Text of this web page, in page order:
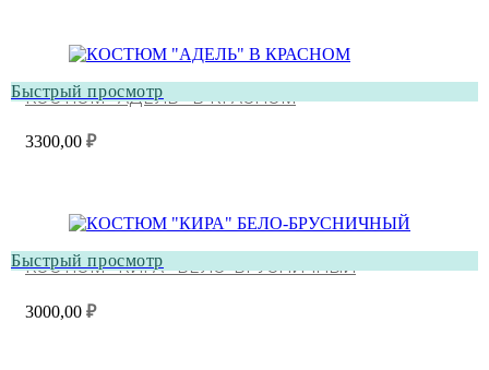
Быстрый просмотр
КОСТЮМ “АДЕЛЬ” В КРАСНОМ
3300,00 ₽
Быстрый просмотр
КОСТЮМ “КИРА” БЕЛО-БРУСНИЧНЫЙ
3000,00 ₽